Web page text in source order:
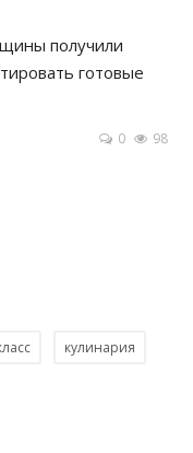
получили
готовые
0 98
кулинария